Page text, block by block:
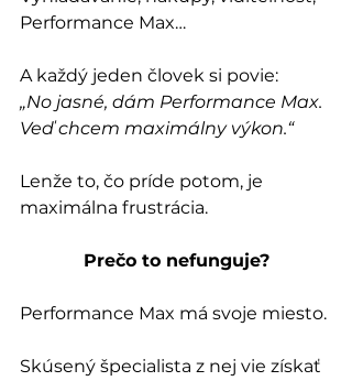
Performance Max…
A každý jeden človek si povie:
„No jasné, dám Performance Max.
Veď chcem maximálny výkon.“
Lenže to, čo príde potom, je
maximálna frustrácia.
Prečo to nefunguje?
Performance Max má svoje miesto.
Skúsený špecialista z nej vie získať